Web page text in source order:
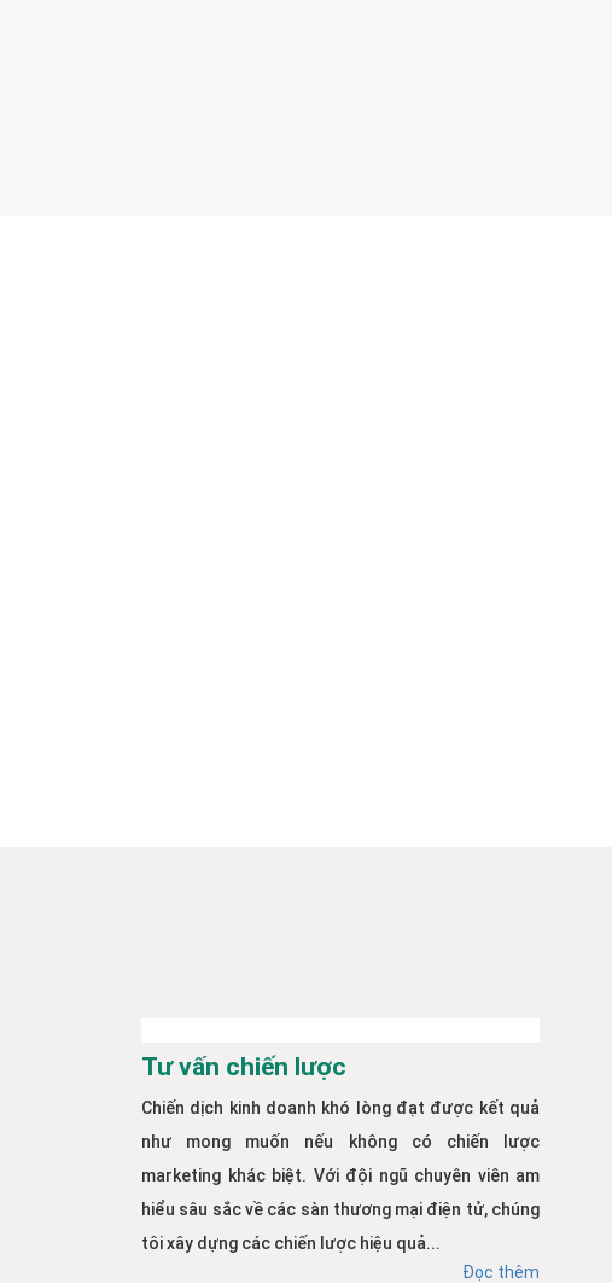
Tư vấn chiến lược
Chiến dịch kinh doanh khó lòng đạt được kết quả
như mong muốn nếu không có chiến lược
marketing khác biệt. Với đội ngũ chuyên viên am
hiểu sâu sắc về các sàn thương mại điện tử, chúng
tôi xây dựng các chiến lược hiệu quả...
Đọc thêm